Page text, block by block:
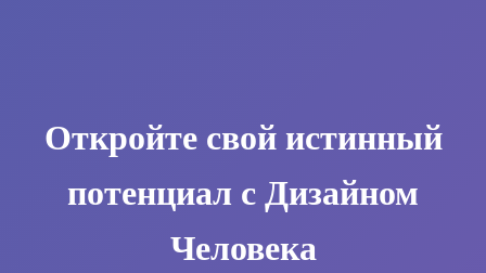
Откройте свой истинный
потенциал с Дизайном
Человека